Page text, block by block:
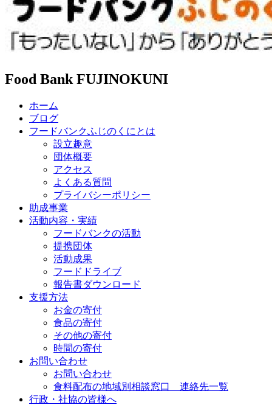
Food Bank FUJINOKUNI
ホーム
ブログ
フードバンクふじのくにとは
設立趣意
団体概要
アクセス
よくある質問
プライバシーポリシー
助成事業
活動内容・実績
フードバンクの活動
提携団体
活動成果
フードドライブ
報告書ダウンロード
支援方法
お金の寄付
食品の寄付
その他の寄付
時間の寄付
お問い合わせ
お問い合わせ
食料配布の地域別相談窓口 連絡先一覧
行政・社協の皆様へ